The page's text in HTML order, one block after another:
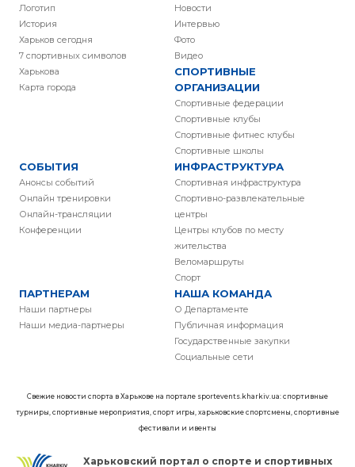
Логотип
История
Харьков сегодня
7 спортивных символов
Харькова
Карта города
Новости
Интервью
Фото
Видео
СПОРТИВНЫЕ
ОРГАНИЗАЦИИ
Спортивные федерации
Спортивные клубы
Спортивные фитнес клубы
Спортивные школы
СОБЫТИЯ
Анонсы событий
Онлайн тренировки
Онлайн-трансляции
Конференции
ИНФРАСТРУКТУРА
Спортивная инфраструктура
Спортивно-развлекательные
центры
Центры клубов по месту
жительства
Веломаршруты
Спорт
ПАРТНЕРАМ
Наши партнеры
Наши медиа-партнеры
НАША КОМАНДА
О Департаменте
Публичная информация
Государственные закупки
Социальные сети
Свежие новости спорта в Харькове на портале sportevents.kharkiv.ua: спортивные
турниры, спортивные мероприятия, спорт игры, харьковские спортсмены, спортивные
фестивали и ивенты
Харьковский портал о спорте и спортивных